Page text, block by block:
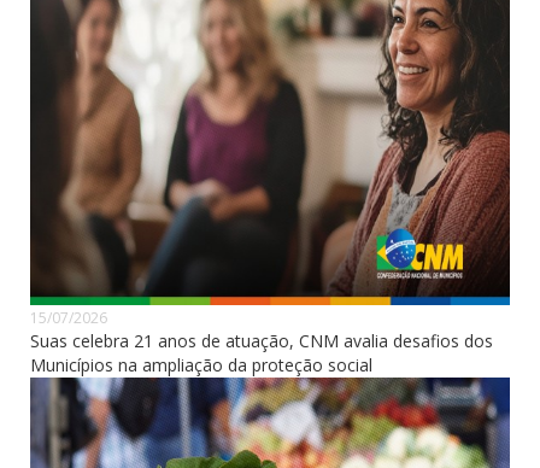
15/07/2026
Suas celebra 21 anos de atuação, CNM avalia desafios dos
Municípios na ampliação da proteção social